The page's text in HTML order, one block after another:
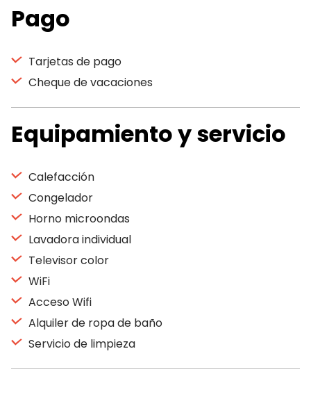
Pago
Tarjetas de pago
Cheque de vacaciones
Equipamiento y servicio
Calefacción
Congelador
Horno microondas
Lavadora individual
Televisor color
WiFi
Acceso Wifi
Alquiler de ropa de baño
Servicio de limpieza